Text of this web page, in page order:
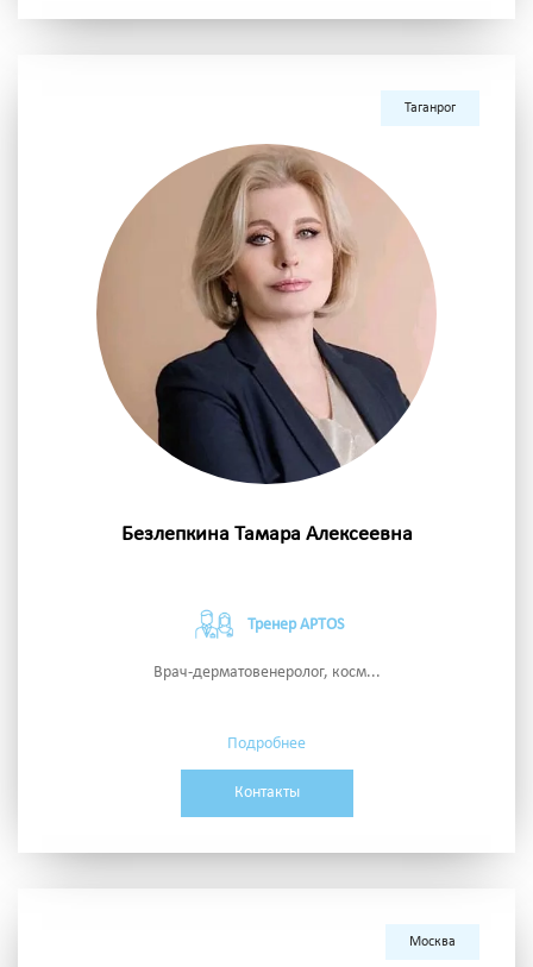
Таганрог
Безлепкина Тамара Алексеевна
Тренер APTOS
Врач-дерматовенеролог, косм...
Подробнее
Контакты
Москва